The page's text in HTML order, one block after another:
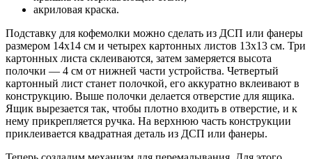
акриловая краска.
Подставку для кофемолки можно сделать из ДСП или фанеры
размером 14х14 см и четырех картонных листов 13х13 см. Три
картонных листа склеиваются, затем замеряется высота
полочки — 4 см от нижней части устройства. Четвертый
картонный лист станет полочкой, его аккуратно вклеивают в
конструкцию. Выше полочки делается отверстие для ящика.
Ящик вырезается так, чтобы плотно входить в отверстие, и к
нему прикрепляется ручка. На верхнюю часть конструкции
приклеивается квадратная деталь из ДСП или фанеры.